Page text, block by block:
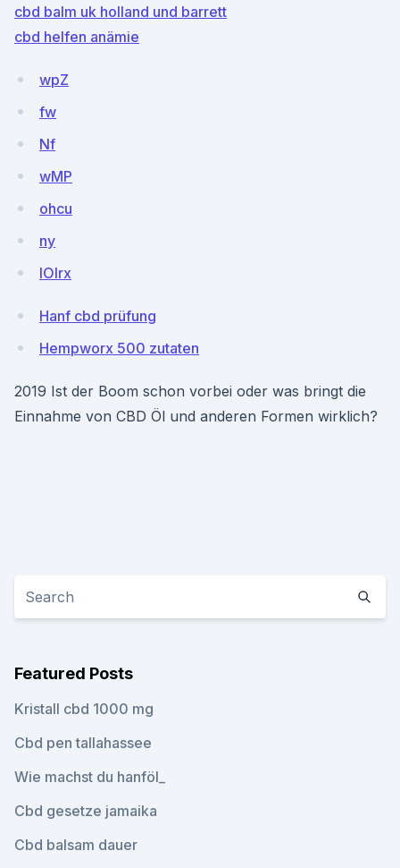
cbd balm uk holland und barrett
cbd helfen anämie
wpZ
fw
Nf
wMP
ohcu
ny
lOlrx
Hanf cbd prüfung
Hempworx 500 zutaten
2019 Ist der Boom schon vorbei oder was bringt die
Einnahme von CBD Öl und anderen Formen wirklich?
Featured Posts
Kristall cbd 1000 mg
Cbd pen tallahassee
Wie machst du hanföl_
Cbd gesetze jamaika
Cbd balsam dauer